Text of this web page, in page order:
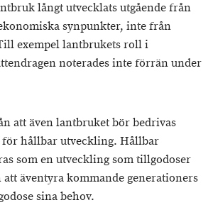
långt utvecklats utgående från
synpunkter, inte från
exempel lantbrukets roll i
noterades inte förrän under
att även lantbruket bör bedrivas
hållbar utveckling. Hållbar
som en utveckling som tillgodoser
att äventyra kommande generationers
sina behov.